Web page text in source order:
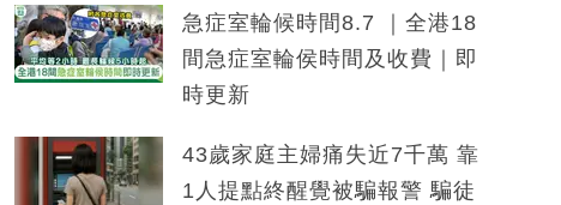
急症室輪候時間8.7 ｜全港18
間急症室輪侯時間及收費｜即
時更新
43歲家庭主婦痛失近7千萬 靠
1人提點終醒覺被騙報警 騙徒